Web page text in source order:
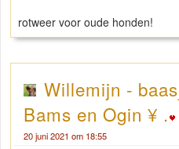
rotweer voor oude honden!
Willemijn -
Bams en Ogin ¥ .
20 juni 2021 om 18:55